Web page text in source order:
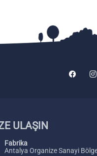
ULAŞIN
Fabrika
Antalya Organize Sanayi